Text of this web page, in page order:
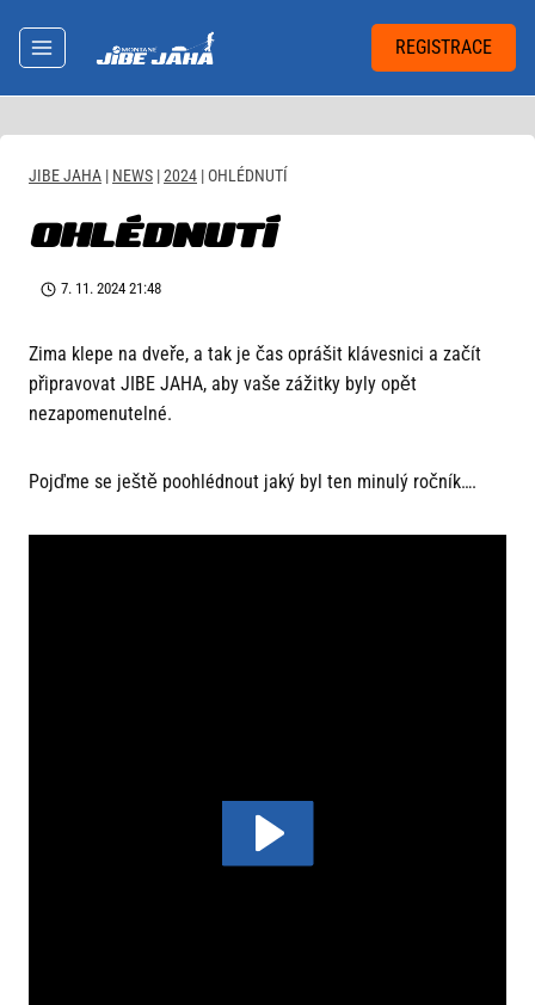
obsah
REGISTRACE
JIBE JAHA | NEWS |2024 |OHLÉDNUTÍ
OHLÉDNUTÍ
7. 11. 2024 21:48
Zima klepe na dveře, a tak je čas oprášit klávesnici a začít
připravovat JIBE JAHA, aby vaše zážitky byly opět
nezapomenutelné.
Pojďme se ještě poohlédnout jaký byl ten minulý ročník….